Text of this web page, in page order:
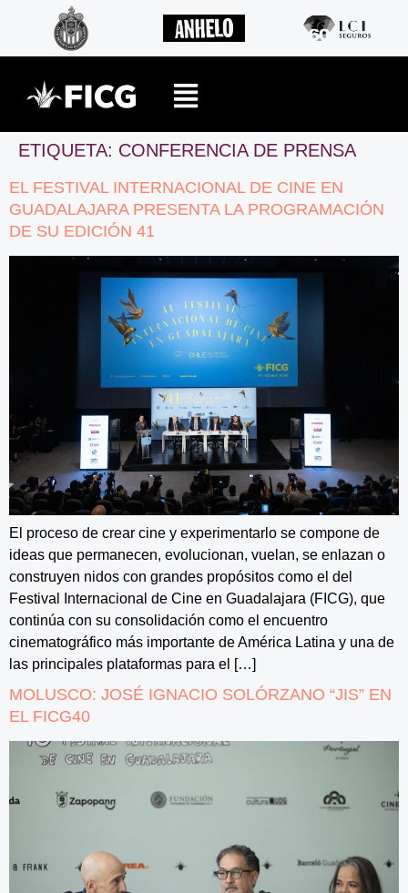
ETIQUETA: CONFERENCIA DE PRENSA
EL FESTIVAL INTERNACIONAL DE CINE EN
GUADALAJARA PRESENTA LA PROGRAMACIÓN
DE SU EDICIÓN 41
El proceso de crear cine y experimentarlo se compone de
ideas que permanecen, evolucionan, vuelan, se enlazan o
construyen nidos con grandes propósitos como el del
Festival Internacional de Cine en Guadalajara (FICG), que
continúa con su consolidación como el encuentro
cinematográfico más importante de América Latina y una de
las principales plataformas para el […]
MOLUSCO: JOSÉ IGNACIO SOLÓRZANO “JIS” EN
EL FICG40